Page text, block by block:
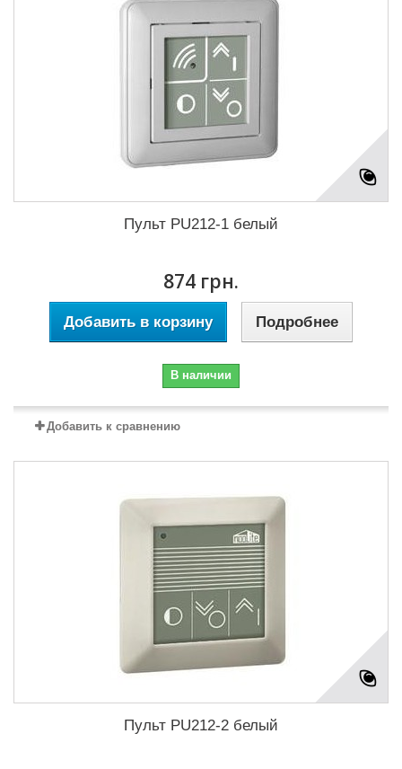
Пульт PU212-1 белый
874 грн.
Добавить в корзину Подробнее
В наличии
Добавить к сравнению
Пульт PU212-2 белый